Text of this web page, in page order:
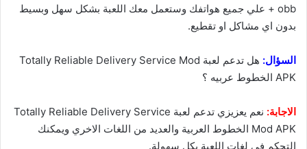
+ obb علي جميع هواتفك وستعمل معك اللعبة بشكل سهل وبسيط
بدون اي مشاكل او تقطيع.
السؤال:
هل تدعم لعبة Totally Reliable Delivery Service Mod
APK الخطوط عربيه ؟
الاجابة:
نعم يعزيزي تدعم لعبة Totally Reliable Delivery Service
Mod APK الخطوط العربية والعديد من اللغات الاخري ويمكنك
التحكم في لغات اللعبة بكل سهولة.